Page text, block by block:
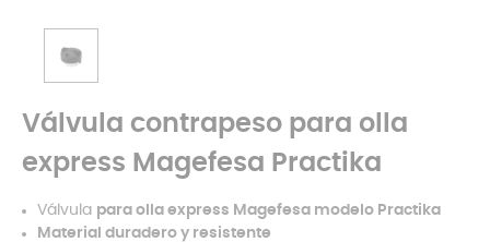
Válvula contrapeso para olla
express Magefesa Practika
Válvula para olla express Magefesa modelo Practika
Material duradero y resistente